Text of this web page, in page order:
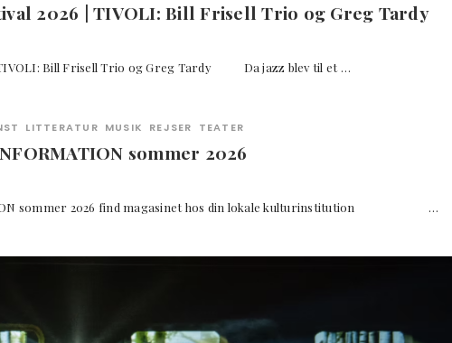
2026 | TIVOLI: Bill Frisell Trio og Greg Tardy
| TIVOLI: Bill Frisell Trio og Greg Tardy Da jazz blev til et …
LITTERATUR MUSIK REJSER TEATER
sommer 2026
sommer 2026 find magasinet hos din lokale kulturinstitution …